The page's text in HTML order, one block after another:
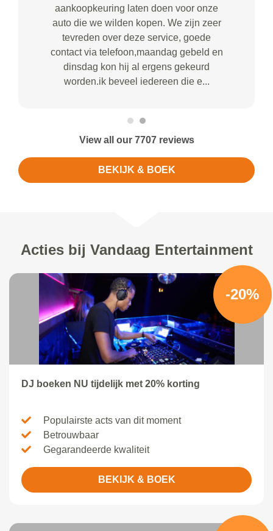
aankoopkeuring laten doen voor onze
auto die we wilden kopen. We zijn zeer
tevreden over deze service, goede
contact via telefoon,maandag gebeld en
dinsdag kon hij al ergens gekeurd
worden.ik beveel iedereen die e...
View all our 7707 reviews
BEKIJK & BOEK
Acties bij Vandaag Entertainment
-20%
DJ boeken NU tijdelijk met 20% korting
Populairste acts van dit moment
Betrouwbaar
Gegarandeerde kwaliteit
BEKIJK & BOEK